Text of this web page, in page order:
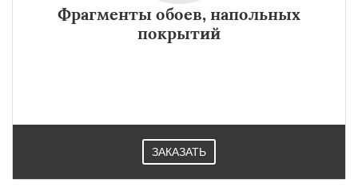
Фрагменты обоев, напольных
покрытий
ЗАКАЗАТЬ